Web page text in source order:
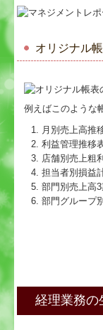
オリジナル
例えばこのような
月別売上高推
利益管理推移
店舗別売上粗
担当者別損益
部門別売上高
部門グループ
経理業務の